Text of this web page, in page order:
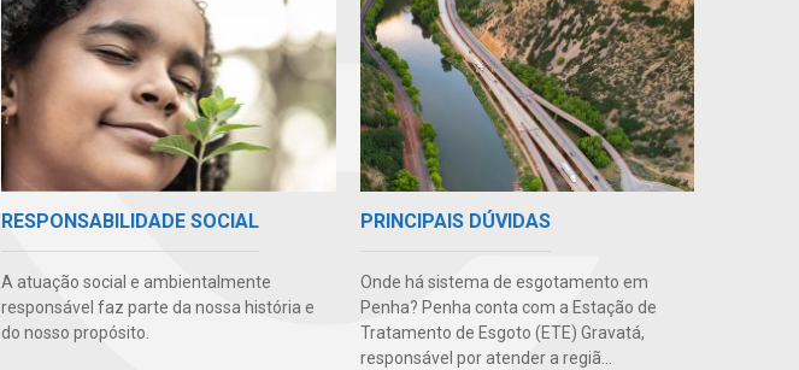
RESPONSABILIDADE SOCIAL
A atuação social e ambientalmente
responsável faz parte da nossa história e
do nosso propósito.
PRINCIPAIS DÚVIDAS
Onde há sistema de esgotamento em
Penha? Penha conta com a Estação de
Tratamento de Esgoto (ETE) Gravatá,
responsável por atender a regiã...